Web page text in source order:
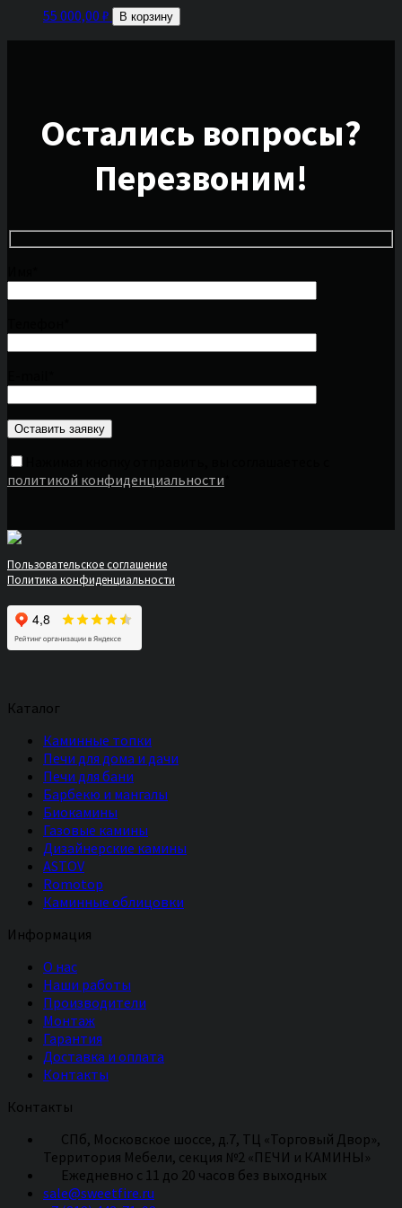
55 000,00 ₽ В корзину
Остались вопросы?
Перезвоним!
политикой конфиденциальности
Пользовательское соглашение
Политика конфиденциальности
Каталог
Каминные топки
Печи для дома и дачи
Печи для бани
Барбекю и мангалы
Биокамины
Газовые камины
Дизайнерские камины
ASTOV
Romotop
Каминные облицовки
Информация
О нас
Наши работы
Производители
Монтаж
Гарантия
Доставка и оплата
Контакты
Контакты
СПб, Московское шоссе, д.7, ТЦ «Торговый Двор»,
Территория Мебели, секция №2 «ПЕЧИ и КАМИНЫ»
Eжедневно с 11 до 20 часов без выходных
sale@sweetfire.ru